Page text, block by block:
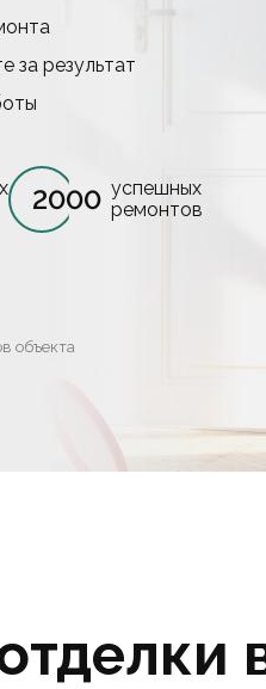
за результат
2000 успешных
ремонтов
объекта